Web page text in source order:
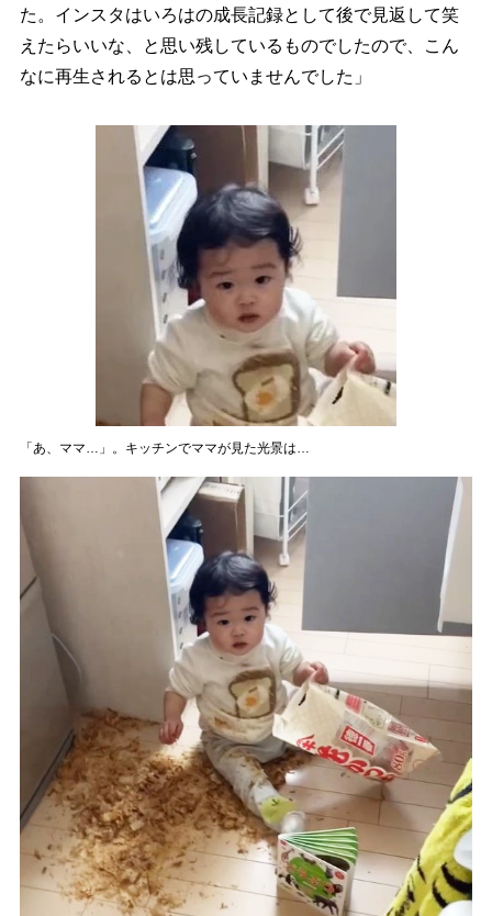
た。インスタはいろはの成長記録として後で見返して笑
えたらいいな、と思い残しているものでしたので、こん
なに再生されるとは思っていませんでした」
「あ、ママ…」。キッチンでママが見た光景は…